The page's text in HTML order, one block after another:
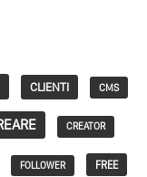
CLIENTI CMS
CREATOR
FOLLOWER FREE